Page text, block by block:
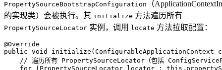
PropertySourceBootstrapConfiguration
（
的实现类）会被执行。其 initialize 方法遍历所有
PropertySourceLocator 实例，调用 locate 方法拉取配置：
@Override
public void initialize (ConfigurableApplicationContext
// 遍历所有 PropertySourceLocator（包括
for (PropertySourceLocator locator : this